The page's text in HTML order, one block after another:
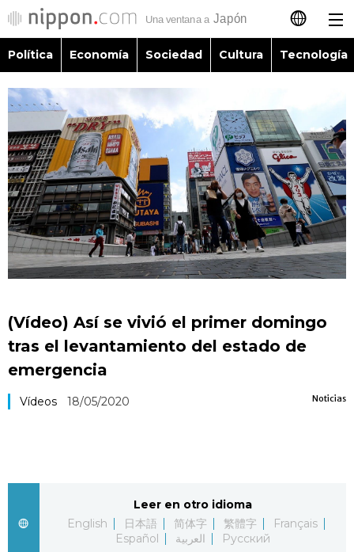
日本語
简体字
繁體字
Français
العربية
Política
Economía
Sociedad
Tecnología
Vida
Política Economía Sociedad Cultura Tecnología
(Vídeo) Así se vivió el primer domingo
tras el levantamiento del estado de
emergencia
Noticias
Vídeos 18/05/2020
Leer en otro idioma
English
日本語 简体字 繁體字
Français
Español
العربية Русский